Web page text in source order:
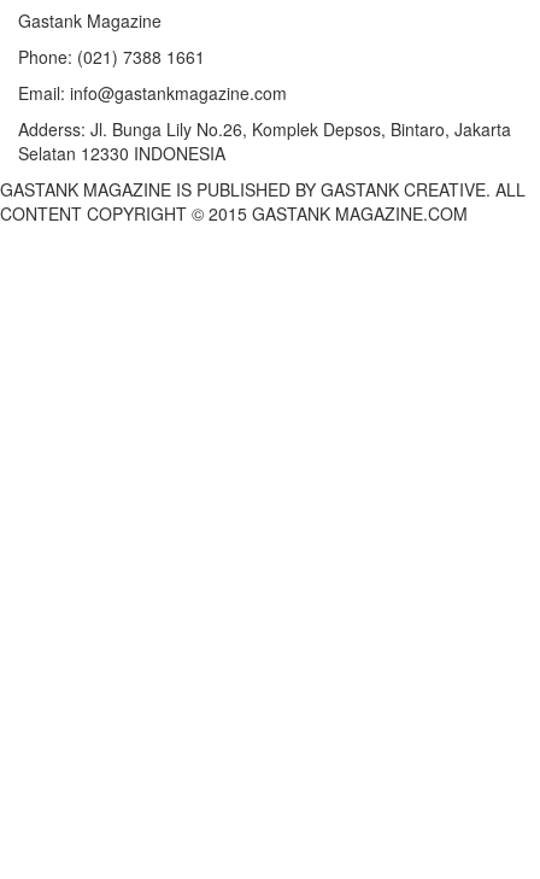
Gastank Magazine
Phone: (021) 7388 1661
Email: info@gastankmagazine.com
Adderss: Jl. Bunga Lily No.26, Komplek Depsos, Bintaro, Jakarta
Selatan 12330 INDONESIA
GASTANK MAGAZINE IS PUBLISHED BY GASTANK CREATIVE. ALL
CONTENT COPYRIGHT © 2015 GASTANK MAGAZINE.COM